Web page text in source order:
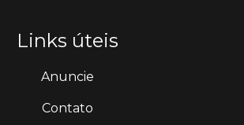
Links úteis
Anuncie
Contato